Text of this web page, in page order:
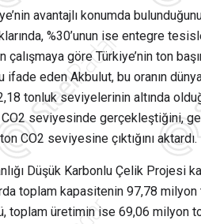
avantajlı konumda
%30’unun ise entegre
çalışmaya göre Türkiye’nin ton
eden Akbulut, bu oranın
tonluk seviyelerinin altında
seviyesinde gerçekleştiğini,
CO2 seviyesine çıktığını aktardı.
Düşük Karbonlu Çelik Projesi
toplam kapasitenin 97,78 milyon
toplam üretimin ise 69,06